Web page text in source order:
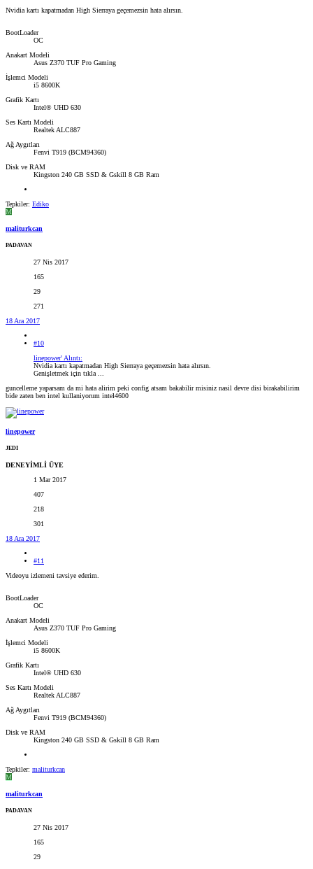
Nvidia kartı kapatmadan High Sierraya geçemezsin hata alırsın.
BootLoader
OC
Anakart Modeli
Asus Z370 TUF Pro Gaming
İşlemci Modeli
i5 8600K
Grafik Kartı
Intel® UHD 630
Ses Kartı Modeli
Realtek ALC887
Ağ Aygıtları
Fenvi T919 (BCM94360)
Disk ve RAM
Kingston 240 GB SSD & Gskill 8 GB Ram
Tepkiler: Ediko
M
maliturkcan
PADAVAN
27 Nis 2017
165
29
271
18 Ara 2017
#10
linepower' Alıntı:
Nvidia kartı kapatmadan High Sierraya geçemezsin hata alırsın.
Genişletmek için tıkla ...
guncelleme yaparsam da mi hata alirim peki config atsam bakabilir misiniz nasil devre disi birakabilirim
bide zaten ben intel kullaniyorum intel4600
linepower
JEDI
DENEYİMLİ ÜYE
1 Mar 2017
407
218
301
18 Ara 2017
#11
Videoyu izlemeni tavsiye ederim.
BootLoader
OC
Anakart Modeli
Asus Z370 TUF Pro Gaming
İşlemci Modeli
i5 8600K
Grafik Kartı
Intel® UHD 630
Ses Kartı Modeli
Realtek ALC887
Ağ Aygıtları
Fenvi T919 (BCM94360)
Disk ve RAM
Kingston 240 GB SSD & Gskill 8 GB Ram
Tepkiler: maliturkcan
M
maliturkcan
PADAVAN
27 Nis 2017
165
29